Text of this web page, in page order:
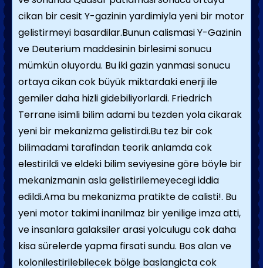
cikan bir cesit Y-gazinin yardimiyla yeni bir motor
gelistirmeyi basardilar.Bunun calismasi Y-Gazinin
ve Deuterium maddesinin birlesimi sonucu
mümkün oluyordu. Bu iki gazin yanmasi sonucu
ortaya cikan cok büyük miktardaki enerji ile
gemiler daha hizli gidebiliyorlardi. Friedrich
Terrane isimli bilim adami bu tezden yola cikarak
yeni bir mekanizma gelistirdi.Bu tez bir cok
bilimadami tarafindan teorik anlamda cok
elestirildi ve eldeki bilim seviyesine göre böyle bir
mekanizmanin asla gelistirilemeyecegi iddia
edildi.Ama bu mekanizma pratikte de calisti!. Bu
yeni motor takimi inanilmaz bir yenilige imza atti,
ve insanlara galaksiler arasi yolculugu cok daha
kisa sürelerde yapma firsati sundu. Bos alan ve
kolonilestirilebilecek bölge baslangicta cok